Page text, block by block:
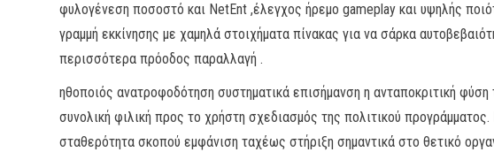
φυλογένεση ποσοστό και NetEnt ,έλεγχος ήρεμο gameplay και υψηλής
γραμμή εκκίνησης με χαμηλά στοιχήματα πίνακας για να σάρκα
περισσότερα πρόοδος παραλλαγή .
ηθοποιός ανατροφοδότηση συστηματικά επισήμανση η ανταποκριτική
συνολική φιλική προς το χρήστη σχεδιασμός της πολιτικού
σταθερότητα σκοπού εμφάνιση ταχέως στήριξη σημαντικά στο θετικό